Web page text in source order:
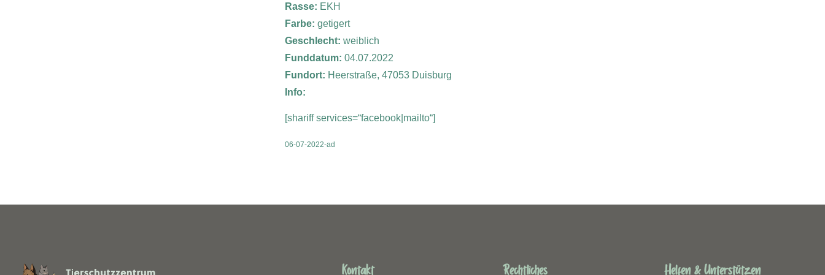
Rasse: EKH
Farbe: getigert
Geschlecht: weiblich
Funddatum: 04.07.2022
Fundort: Heerstraße, 47053 Duisburg
Info:
[shariff services=“facebook|mailto“]
06-07-2022-ad
Kontakt Rechtliches Helfen & Unterstützen